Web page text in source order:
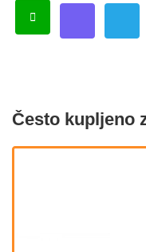
Često kupljeno